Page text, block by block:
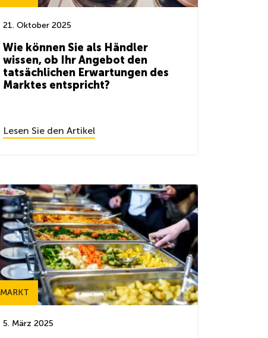
21. Oktober 2025
Wie können Sie als Händler
wissen, ob Ihr Angebot den
tatsächlichen Erwartungen des
Marktes entspricht?
Lesen Sie den Artikel
MARKT
5. März 2025